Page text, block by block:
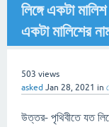
লিঙ্গে একটা
একটা মালিশের
503 views
asked Jan 28, 2021 in
উত্তর- পৃথিবীতে যত